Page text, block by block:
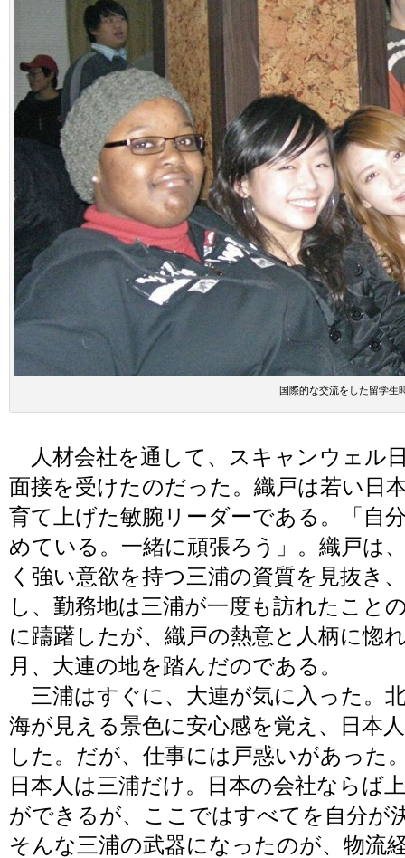
国際的な交流をした留学生
人材会社を通して、スキャンウェル
面接を受けたのだった。織戸は若い日
育て上げた敏腕リーダーである。「自
めている。一緒に頑張ろう」。織戸は
く強い意欲を持つ三浦の資質を見抜き
し、勤務地は三浦が一度も訪れたこと
に躊躇したが、織戸の熱意と人柄に惚
月、大連の地を踏んだのである。
三浦はすぐに、大連が気に入った。
海が見える景色に安心感を覚え、日本
した。だが、仕事には戸惑いがあった
日本人は三浦だけ。日本の会社ならば
ができるが、ここではすべてを自分が
そんな三浦の武器になったのが、物流